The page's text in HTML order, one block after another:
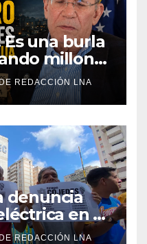
Es una burla
millones
agua
REDACCIÓN LNA
denuncia
en el
REDACCIÓN LNA